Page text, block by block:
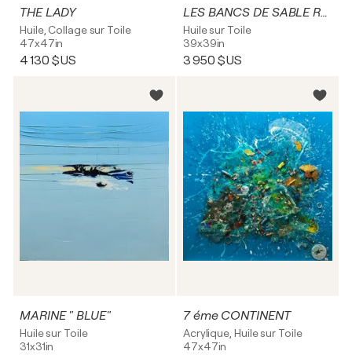
THE LADY
Huile, Collage sur Toile
47x47in
4 130 $US
LES BANCS DE SABLE ROSES
Huile sur Toile
39x39in
3 950 $US
MARINE " BLUE"
Huile sur Toile
31x31in
7 éme CONTINENT
Acrylique, Huile sur Toile
47x47in